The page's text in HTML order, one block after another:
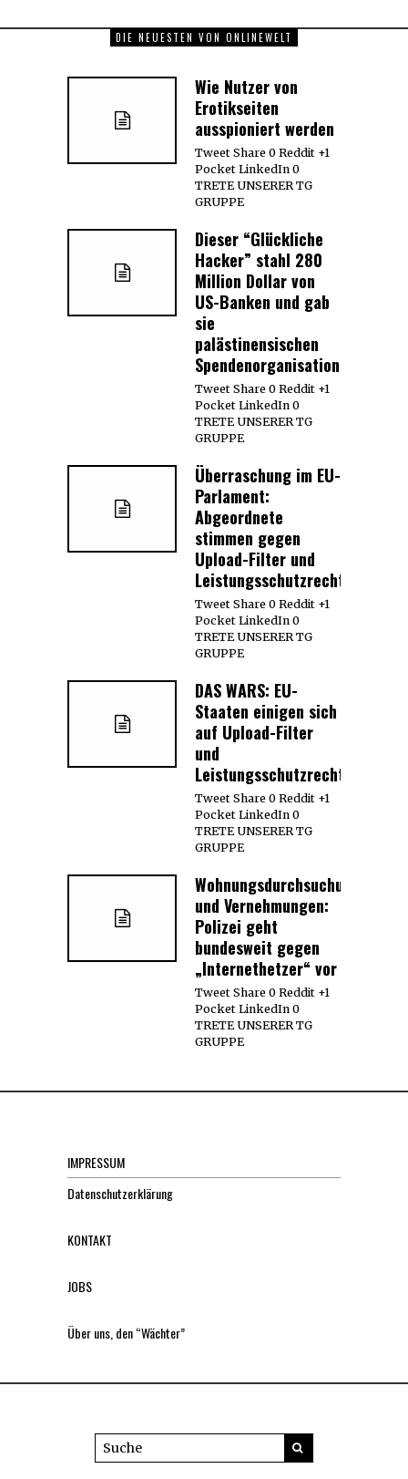
DIE NEUESTEN VON ONLINEWELT
Wie Nutzer von
Erotikseiten
ausspioniert werden
Tweet Share 0 Reddit +1
Pocket LinkedIn 0
TRETE UNSERER TG
GRUPPE
Dieser “Glückliche
Hacker” stahl 280
Million Dollar von
US-Banken und gab
sie
palästinensischen
Spendenorganisationen
Tweet Share 0 Reddit +1
Pocket LinkedIn 0
TRETE UNSERER TG
GRUPPE
Überraschung im EU-
Parlament:
Abgeordnete
stimmen gegen
Upload-Filter und
Leistungsschutzrecht
Tweet Share 0 Reddit +1
Pocket LinkedIn 0
TRETE UNSERER TG
GRUPPE
DAS WARS: EU-
Staaten einigen sich
auf Upload-Filter
und
Leistungsschutzrecht
Tweet Share 0 Reddit +1
Pocket LinkedIn 0
TRETE UNSERER TG
GRUPPE
Wohnungsdurchsuchungen
und Vernehmungen:
Polizei geht
bundesweit gegen
„Internethetzer“ vor
Tweet Share 0 Reddit +1
Pocket LinkedIn 0
TRETE UNSERER TG
GRUPPE
IMPRESSUM
Datenschutzerklärung
KONTAKT
JOBS
Über uns, den “Wächter”